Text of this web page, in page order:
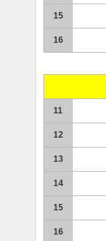
15
16
11
12
13
14
15
16